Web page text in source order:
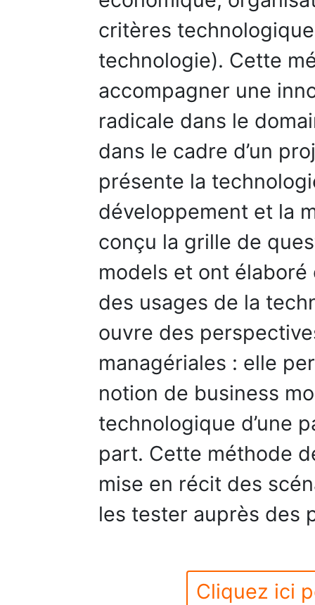
critères
technologie). Cette
accompagner une
radicale dans le
dans le cadre d’un
présente la
développement et la
conçu la grille de
models et ont
des usages de la
ouvre des
managériales : elle
notion de business
technologique d’une
part. Cette méthode
mise en récit des
les tester auprès des
Cliquez ici